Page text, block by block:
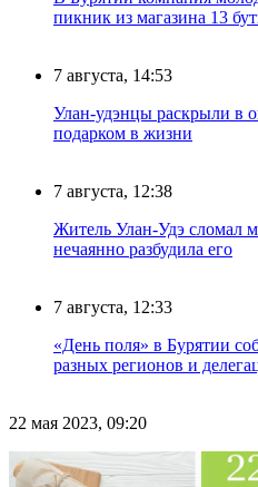
пикник из магазина 13
7 августа, 14:53
Улан-удэнцы раскрыли в
подарком в жизни
7 августа, 12:38
Житель Улан-Удэ сломал
нечаянно разбудила его
7 августа, 12:33
«День поля» в Бурятии
разных регионов и
22 мая 2023, 09:20